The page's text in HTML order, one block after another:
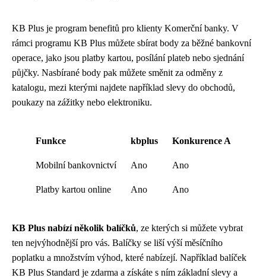
KB Plus je program benefitů pro klienty Komerční banky. V
rámci programu KB Plus můžete sbírat body za běžné bankovní
operace, jako jsou platby kartou, posílání plateb nebo sjednání
půjčky. Nasbírané body pak můžete směnit za odměny z
katalogu, mezi kterými najdete například slevy do obchodů,
poukazy na zážitky nebo elektroniku.
Funkce kbplus Konkurence A
Mobilní bankovnictví Ano Ano
Platby kartou online Ano Ano
KB Plus nabízí několik balíčků, ze kterých si můžete vybrat
ten nejvýhodnější pro vás. Balíčky se liší výší měsíčního
poplatku a množstvím výhod, které nabízejí. Například balíček
KB Plus Standard je zdarma a získáte s ním základní slevy a